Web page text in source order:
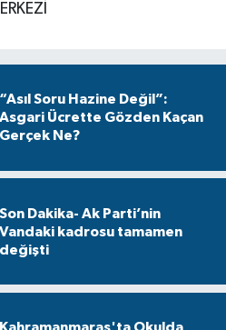
“Asıl Soru Hazine Değil”:
Asgari Ücrette Gözden Kaçan
Gerçek Ne?
Son Dakika- Ak Parti’nin
Vandaki kadrosu tamamen
değişti